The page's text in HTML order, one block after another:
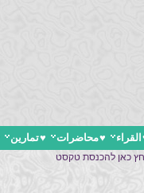
القراء ♥محاضرات ♥تمارين
כאן להכנסת טקסט